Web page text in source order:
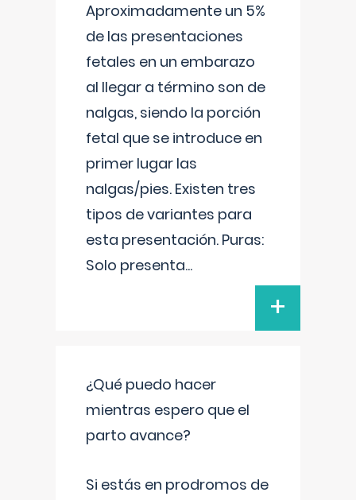
Aproximadamente un 5%
de las presentaciones
fetales en un embarazo
al llegar a término son de
nalgas, siendo la porción
fetal que se introduce en
primer lugar las
nalgas/pies. Existen tres
tipos de variantes para
esta presentación. Puras:
Solo presenta...
+
¿Qué puedo hacer
mientras espero que el
parto avance?
Si estás en prodromos de